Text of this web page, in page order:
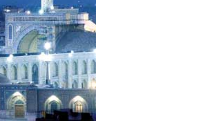
پک تقویت موی جلبک توی حمومتبه